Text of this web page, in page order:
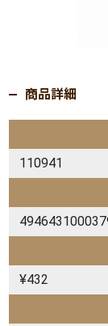
商品詳細
110941
¥432